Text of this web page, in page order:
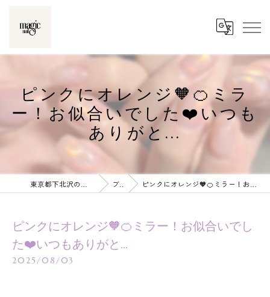
ピンクにオレンジ🧡🍊ミラ
ー！お似合いでした❤️いつも
ありがと...
ブログ ピンクにオレンジ🧡🍊ミラー！お似合いでした❤️いつもありがと...
ピンクにオレンジ🧡🍊ミラー！お似合いでし
た❤️いつもありがと...
2025/08/03